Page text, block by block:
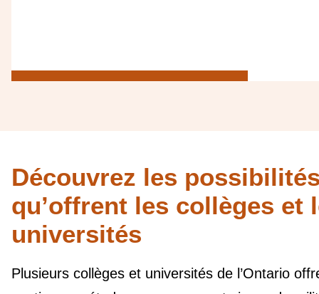
Découvrez les
qu’offrent les collèges et
universités
Plusieurs collèges et universités de l’Ontario